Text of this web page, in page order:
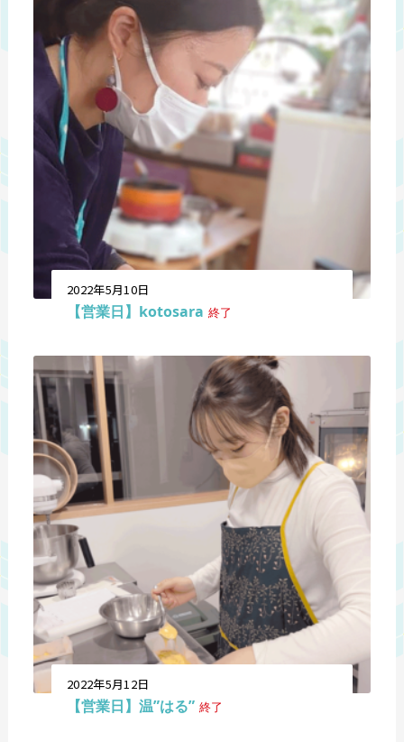
2022年5月10日
【営業日】kotosara 終了
2022年5月12日
【営業日】温”はる” 終了